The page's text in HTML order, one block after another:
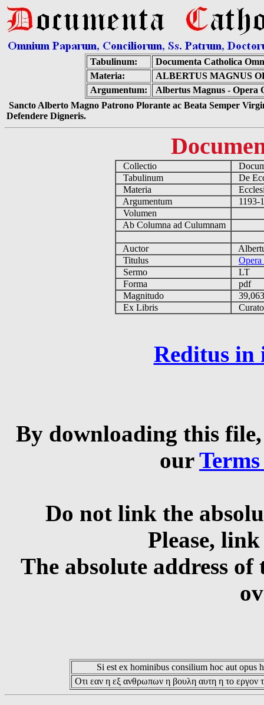
Tabulinum:
Documenta Catholica
Materia:
ALBERTUS MAGNUS
Argumentum:
Albertus Magnus - Opera
Sancto Alberto Magno Patrono Plorante ac Beata Semper
Defendere Digneris.
Collectio
Tabulinum
De
Materia
Argumentum
1193-
Volumen
Ab Columna ad Culumnam
Auctor
Titulus
Sermo
LT
Forma
pdf
Magnitudo
Ex Libris
Reditus in
By downloading this
our
Do not link the
Please,
The absolute address
Si est ex hominibus consilium hoc aut opus
Οτι εαν η εξ ανθρωπων η βουλη αυτη η το εργον